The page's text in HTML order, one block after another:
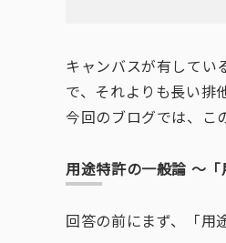
キャンバスが有してい
で、それよりも長い排
今回のブログでは、こ
用途特許の一般論 〜
回答の前にまず、「用